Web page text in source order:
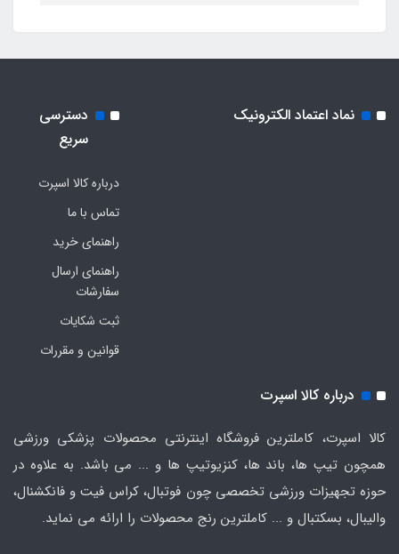
نماد اعتماد الکترونیک
دسترسی
سریع
درباره کالا اسپرت
تماس با ما
راهنمای خرید
راهنمای ارسال
سفارشات
ثبت شکایات
قوانین و مقررات
درباره کالا اسپرت
کالا اسپرت، کاملترین فروشگاه اینترنتی محصولات پزشکی ورزشی
همچون تیپ ها، باند ها، کنزیوتیپ ها و ... می باشد. به علاوه در
حوزه تجهیزات ورزشی تخصصی چون فوتبال، کراس فیت و فانکشنال،
والیبال، بسکتبال و ... کاملترین رنج محصولات را ارائه می نماید.